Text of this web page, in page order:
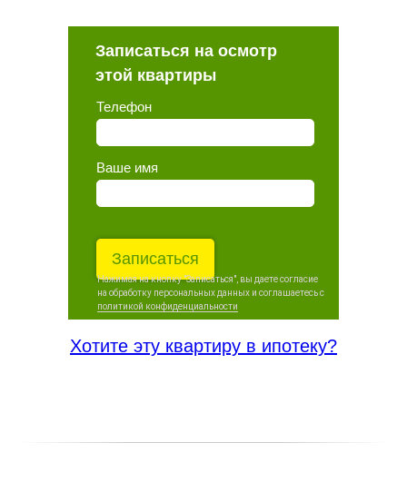
Телефон
Ваше имя
Записаться
Нажимая на кнопку "Записаться", вы даете согласие
на обработку персональных данных и соглашаетесь c
политикой конфиденциальности
Записаться на осмотр
этой квартиры
Хотите эту квартиру в ипотеку?